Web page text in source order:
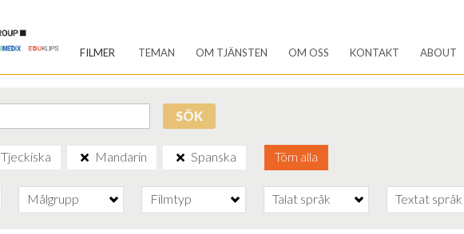
FILMER TEMAN OM TJÄNSTEN OM OSS KONTAKT ABOUT
SÖK
Tjeckiska Mandarin Spanska Töm alla
Målgrupp Filmtyp Talat språk Textat språk